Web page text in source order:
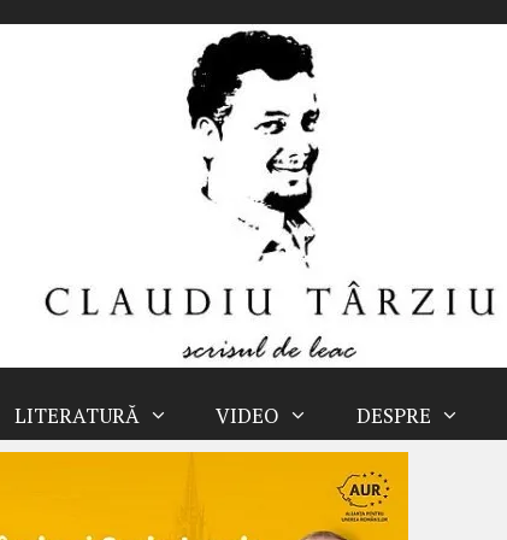
LITERATURĂ VIDEO DESPRE